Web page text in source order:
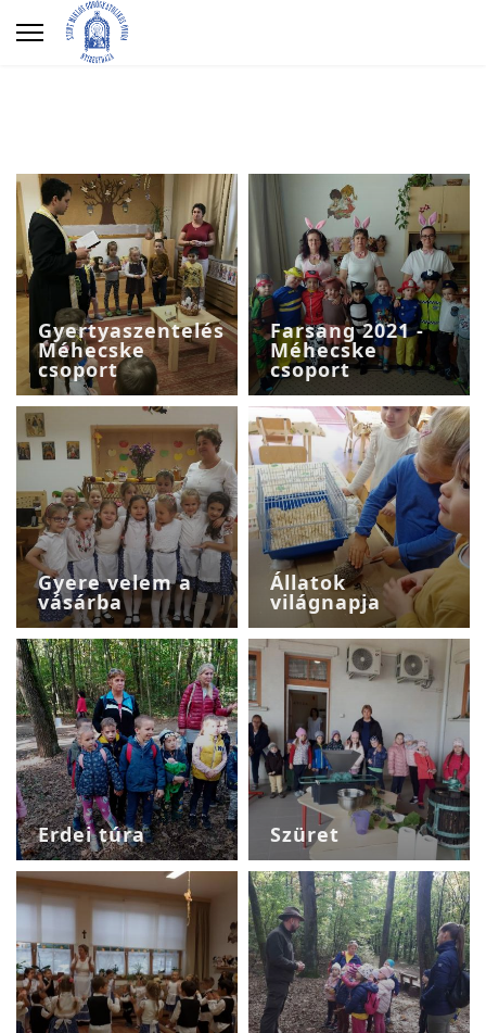
Gyertyaszentelés
Méhecske
csoport
Farsang 2021 -
Méhecske
csoport
Gyere velem a
vásárba
Állatok
világnapja
Erdei túra Szüret